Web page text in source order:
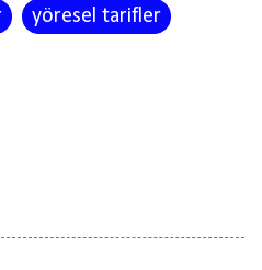
yöresel tarifler